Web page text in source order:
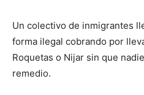
Un colectivo de inmigrantes
forma ilegal cobrando por
Roquetas o Nijar sin que
remedio.